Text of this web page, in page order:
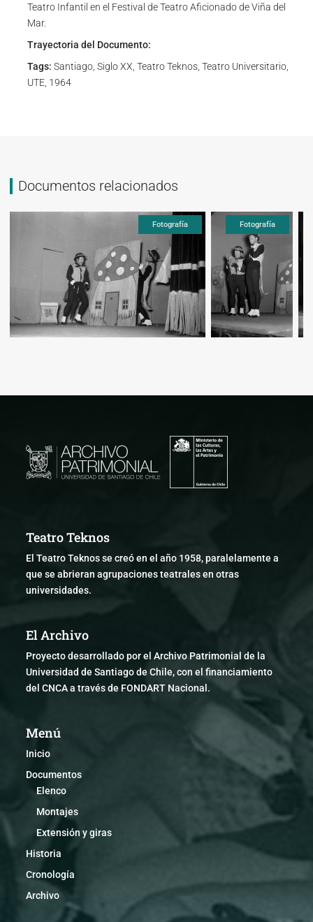
Teatro Infantil en el Festival de Teatro Aficionado de Viña del
Mar.
Trayectoria del Documento:
Tags: Santiago, Siglo XX, Teatro Teknos, Teatro Universitario,
UTE, 1964
Documentos relacionados
Fotografía Fotografía
Teatro Teknos
El Teatro Teknos se creó en el año 1958, paralelamente a
que se abrieran agrupaciones teatrales en otras
universidades.
El Archivo
Proyecto desarrollado por el Archivo Patrimonial de la
Universidad de Santiago de Chile, con el financiamiento
del CNCA a través de FONDART Nacional.
Menú
Inicio
Documentos
Elenco
Montajes
Extensión y giras
Historia
Cronología
Archivo